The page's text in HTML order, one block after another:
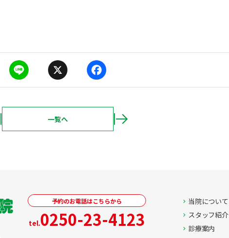
L
e
X F
e
o
ページ送り
一覧へ
予約のお電話はこちらから
tel.0250-23-4123
当院について
スタッフ紹介
診療案内